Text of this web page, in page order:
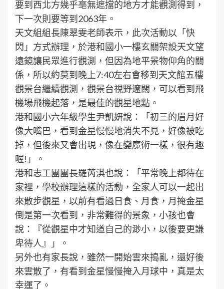
要到西北方幾乎亳無遮擋的地方才能觀測得到，
下一次則要等到2063年。
天文組組長陳翠雯老師表示，此次活動以「快
閃」方式辦理，於港和國小一樓玄關架設天文望
遠鏡讓民眾進行觀測，但因為地平景物仰角的關
係，所以約莫到晚上7:40左右會移到天文館五樓
觀景台繼續觀測，觀景台視野遼闊，可以看到飛
機場飛機起落，是最佳的觀星地點。
港和國小六年級學生尹凱妍說：「初三的眉月好
像大嘴巴，看到金星慢慢地消失不見，好像被吃
掉，但後來又會出現，像在變魔術一樣，很有趣
喔!」。
港和志工團團長羅芮淇也說：「平常晚上都待在
家裡，學校辦理這樣的活動，全家人可以一起出
來散步觀星，以前有看過日食、月食，月掩金星
倒是第一次看到，非常難得的景象，小孩也會
說：『從觀星中才知道自己的渺小，以後要更謙
卑待人』」。
另外也有家長說，雖然一開始雲來搗亂，還好後
來雲散了，有看到金星慢慢掩入月球中，真是太
幸運了。